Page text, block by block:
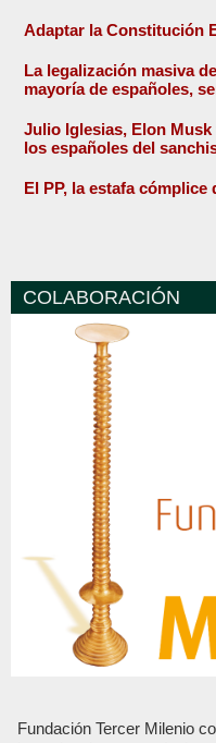
Adaptar la Constitución
La legalización masiva
mayoría de españoles,
Julio Iglesias, Elon
los españoles del
El PP, la estafa cómplice
COLABORACIÓN
Fundación Tercer Milenio